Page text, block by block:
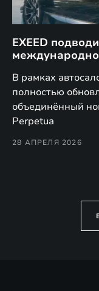
EXEED
В рамках
полностью
объединённый
Perpetua
28 АПРЕЛЯ 2026